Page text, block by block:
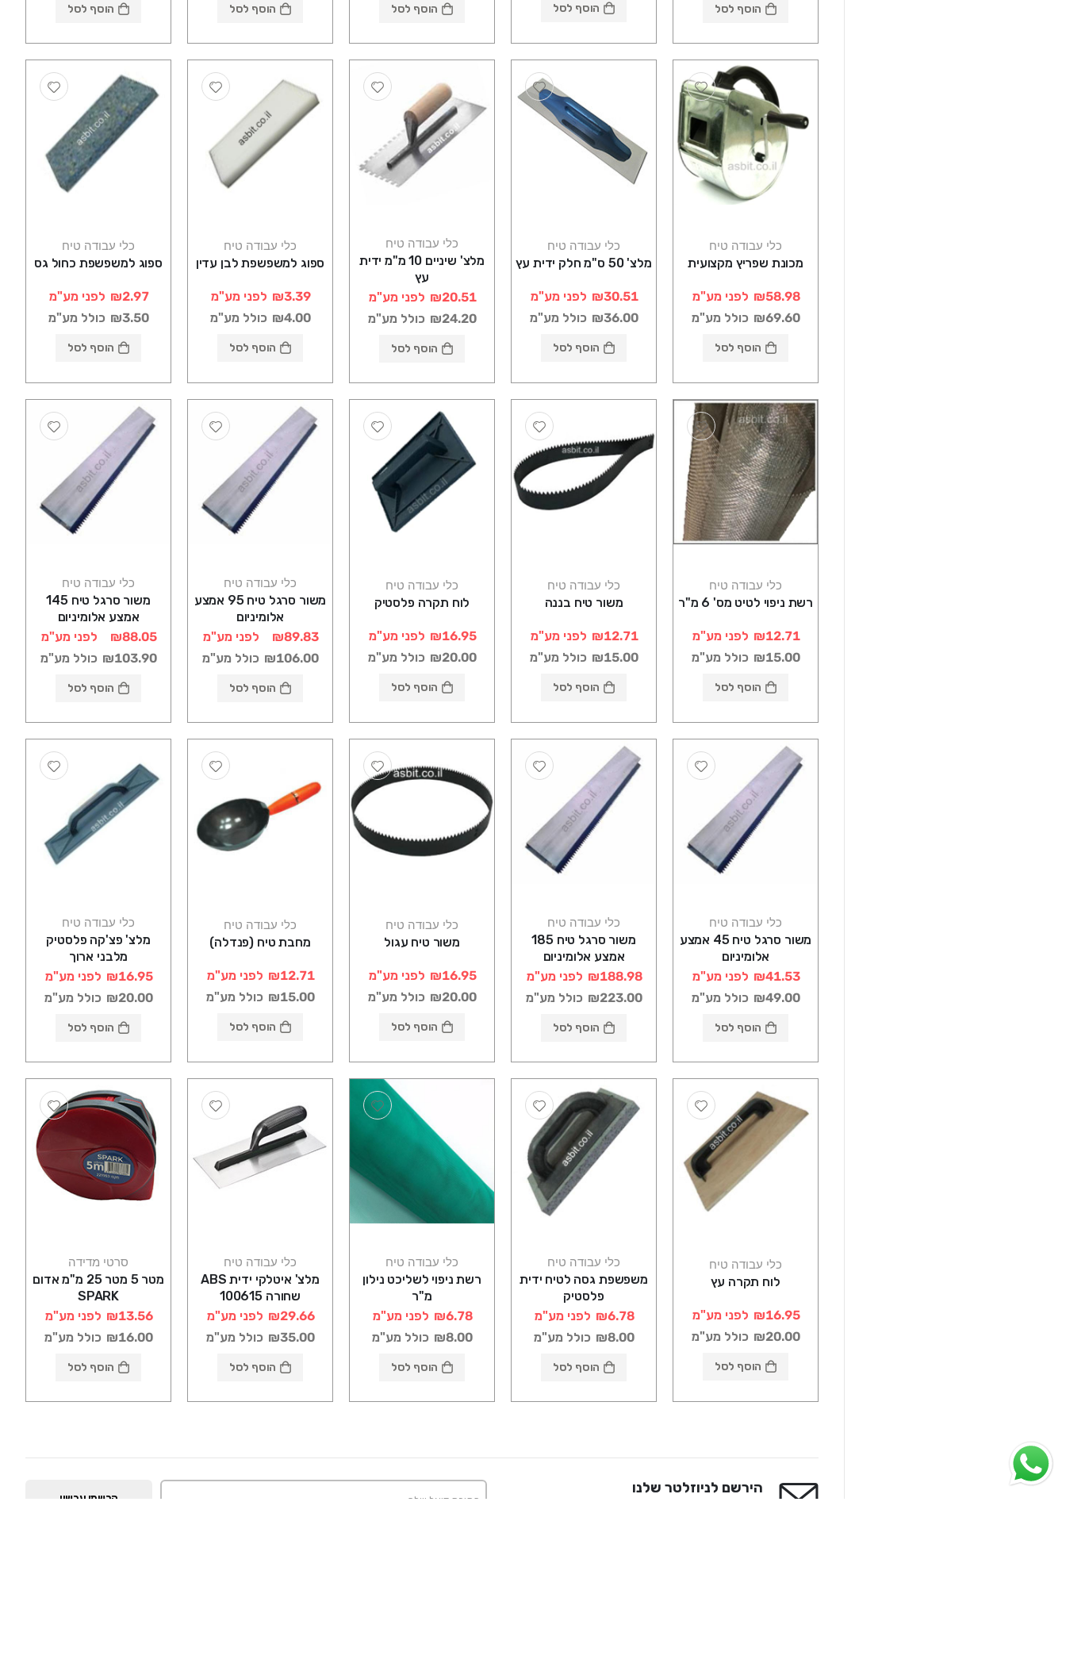
הוסף לסל הוסף לסל הוסף לסל הוסף לסל הוסף לסל
כלי עבודה טיח
מכונת שפריץ מקצועית
₪58.98 לפני מע"מ
₪69.60 כולל מע"מ
הוסף לסל
כלי עבודה טיח
מלצ' 50 ס"מ חלק ידית עץ
₪30.51 לפני מע"מ
₪36.00 כולל מע"מ
הוסף לסל
כלי עבודה טיח
מלצ' שיניים 10 מ"מ ידית
עץ
₪20.51 לפני מע"מ
₪24.20 כולל מע"מ
הוסף לסל
כלי עבודה טיח
ספוג למשפשפת לבן עדין
₪3.39 לפני מע"מ
₪4.00 כולל מע"מ
הוסף לסל
כלי עבודה טיח
ספוג למשפשפת כחול גס
₪2.97 לפני מע"מ
₪3.50 כולל מע"מ
הוסף לסל
כלי עבודה טיח
רשת ניפוי לטיט מס' 6 מ"ר
₪12.71 לפני מע"מ
₪15.00 כולל מע"מ
הוסף לסל
כלי עבודה טיח
משור טיח בננה
₪12.71 לפני מע"מ
₪15.00 כולל מע"מ
הוסף לסל
כלי עבודה טיח
לוח תקרה פלסטיק
₪16.95 לפני מע"מ
₪20.00 כולל מע"מ
הוסף לסל
כלי עבודה טיח
משור סרגל טיח 95 אמצע
אלומיניום
₪89.83
לפני מע"מ
₪106.00 כולל מע"מ
הוסף לסל
כלי עבודה טיח
משור סרגל טיח 145
אמצע אלומיניום
₪88.05
לפני מע"מ
₪103.90 כולל מע"מ
הוסף לסל
כלי עבודה טיח
משור סרגל טיח 45 אמצע
אלומיניום
₪41.53 לפני מע"מ
₪49.00 כולל מע"מ
הוסף לסל
כלי עבודה טיח
משור סרגל טיח 185
אמצע אלומיניום
₪188.98 לפני מע"מ
₪223.00 כולל מע"מ
הוסף לסל
כלי עבודה טיח
משור טיח עגול
₪16.95 לפני מע"מ
₪20.00 כולל מע"מ
הוסף לסל
כלי עבודה טיח
מחבת טיח (פנדלה)
₪12.71 לפני מע"מ
₪15.00 כולל מע"מ
הוסף לסל
כלי עבודה טיח
מלצ' פצ'קה פלסטיק
מלבני ארוך
₪16.95 לפני מע"מ
₪20.00 כולל מע"מ
הוסף לסל
כלי עבודה טיח
לוח תקרה עץ
₪16.95 לפני מע"מ
₪20.00 כולל מע"מ
הוסף לסל
כלי עבודה טיח
משפשפת גסה לטיח ידית
פלסטיק
₪6.78 לפני מע"מ
₪8.00 כולל מע"מ
הוסף לסל
כלי עבודה טיח
רשת ניפוי לשליכט נילון
מ"ר
₪6.78 לפני מע"מ
₪8.00 כולל מע"מ
הוסף לסל
כלי עבודה טיח
מלצ' איטלקי ידית ABS
שחורה 100615
₪29.66 לפני מע"מ
₪35.00 כולל מע"מ
הוסף לסל
סרטי מדידה
מטר 5 מטר 25 מ"מ אדום
SPARK
₪13.56 לפני מע"מ
₪16.00 כולל מע"מ
הוסף לסל
הירשם לניוזלטר שלנו
הרשמו עכשיו